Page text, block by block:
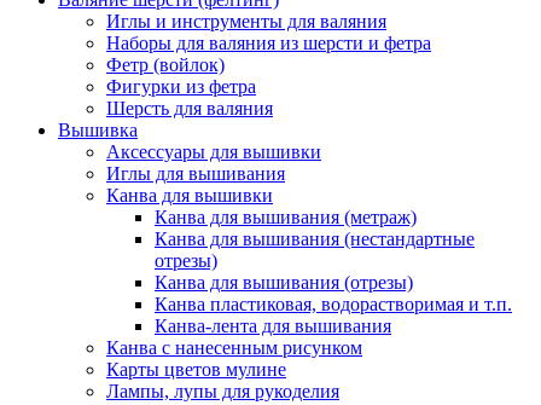
Иглы и инструменты для валяния
Наборы для валяния из шерсти и фетра
Фетр (войлок)
Фигурки из фетра
Шерсть для валяния
Вышивка
Аксессуары для вышивки
Иглы для вышивания
Канва для вышивки
Канва для вышивания (метраж)
Канва для вышивания (нестандартные
отрезы)
Канва для вышивания (отрезы)
Канва пластиковая, водорастворимая и т.п.
Канва-лента для вышивания
Канва с нанесенным рисунком
Карты цветов мулине
Лампы, лупы для рукоделия